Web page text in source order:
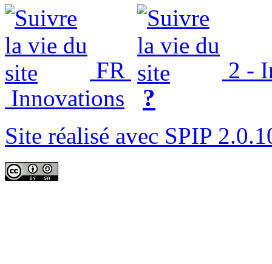
FR
2 -
Innovations
?
Site réalisé avec SPIP